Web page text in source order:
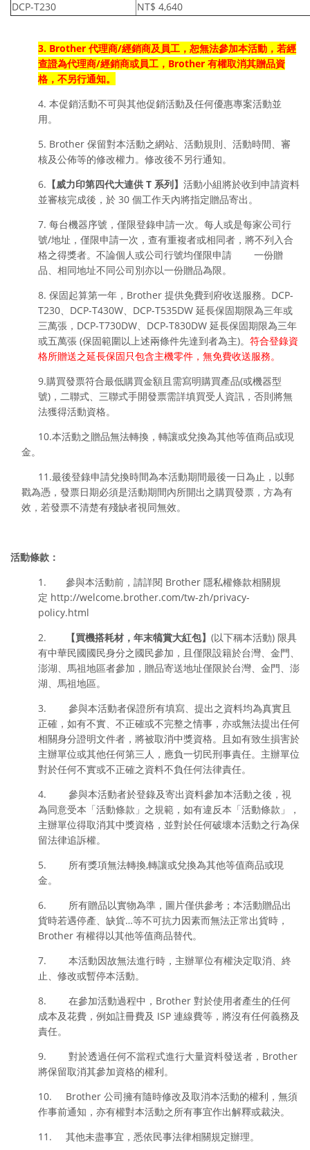
DCP-T230 NT$ 4,640
3. Brother 代理商/經銷商及員工，恕無法參加本活動，若經
查證為代理商/經銷商或員工，Brother 有權取消其贈品資
格，不另行通知。
4. 本促銷活動不可與其他促銷活動及任何優惠專案活動並
用。
5. Brother 保留對本活動之網站、活動規則、活動時間、審
核及公佈等的修改權力。修改後不另行通知。
6. 【威力印第四代大連供 T 系列】 活動小組將於收到申請資料
並審核完成後，於 30 個工作天內將指定贈品寄出。
7. 每台機器序號，僅限登錄申請一次。每人或是每家公司行
號/地址，僅限申請一次，查有重複者或相同者，將不列入合
格之得獎者。不論個人或公司行號均僅限申請 一份贈
品、相同地址不同公司別亦以一份贈品為限。
8. 保固起算第一年，Brother 提供免費到府收送服務。 DCP-
T230、DCP-T430W、DCP-T535DW 延長保固期限為三年或
三萬張， DCP-T730DW、DCP-T830DW 延長保固期限為三年
或五萬張 (保固範圍以上述兩條件先達到者為主)。 符合登錄資
格所贈送之延長保固只包含主機零件，無免費收送服務。
9.購買發票符合最低購買金額且需寫明購買產品(或機器型
號)，二聯式、三聯式手開發票需詳填買受人資訊，否則將無
法獲得活動資格。
10.本活動之贈品無法轉換，轉讓或兌換為其他等值商品或現
金。
11.最後登錄申請兌換時間為本活動期間最後一日為止，以郵
戳為憑，發票日期必須是活動期間內所開出之購買發票，方為有
效，若發票不清楚有殘缺者視同無效。
活動條款：
1. 參與本活動前，請詳閱 Brother 隱私權條款相關規
定 http://welcome.brother.com/tw-zh/privacy-
policy.html
2.
【買機搭耗材，年末犒賞大紅包】 (以下稱本活動) 限具
有中華民國國民身分之國民參加，且僅限設籍於台灣、金門、
澎湖、馬祖地區者參加，贈品寄送地址僅限於台灣、金門、澎
湖、馬祖地區。
3. 參與本活動者保證所有填寫、提出之資料均為真實且
正確，如有不實、不正確或不完整之情事，亦或無法提出任何
相關身分證明文件者，將被取消中獎資格。且如有致生損害於
主辦單位或其他任何第三人，應負一切民刑事責任。主辦單位
對於任何不實或不正確之資料不負任何法律責任。
4. 參與本活動者於登錄及寄出資料參加本活動之後，視
為同意受本「活動條款」之規範，如有違反本「活動條款」，
主辦單位得取消其中獎資格，並對於任何破壞本活動之行為保
留法律追訴權。
5. 所有獎項無法轉換,轉讓或兌換為其他等值商品或現
金。
6. 所有贈品以實物為準，圖片僅供參考；本活動贈品出
貨時若遇停產、缺貨…等不可抗力因素而無法正常出貨時，
Brother 有權得以其他等值商品替代。
7. 本活動因故無法進行時，主辦單位有權決定取消、終
止、修改或暫停本活動。
8. 在參加活動過程中，Brother 對於使用者產生的任何
成本及花費，例如註冊費及 ISP 連線費等，將沒有任何義務及
責任。
9. 對於透過任何不當程式進行大量資料發送者，Brother
將保留取消其參加資格的權利。
10. Brother 公司擁有隨時修改及取消本活動的權利，無須
作事前通知，亦有權對本活動之所有事宜作出解釋或裁決。
11. 其他未盡事宜，悉依民事法律相關規定辦理。